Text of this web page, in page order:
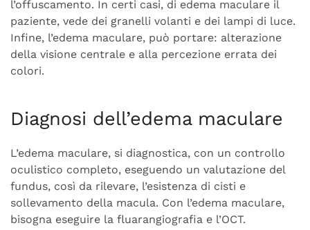
l’offuscamento. In certi casi, di edema maculare il
paziente, vede dei granelli volanti e dei lampi di luce.
Infine, l’edema maculare, può portare: alterazione
della visione centrale e alla percezione errata dei
colori.
Diagnosi dell’edema maculare
L’edema maculare, si diagnostica, con un controllo
oculistico completo, eseguendo un valutazione del
fundus, così da rilevare, l’esistenza di cisti e
sollevamento della macula. Con l’edema maculare,
bisogna eseguire la fluarangiografia e l’OCT.